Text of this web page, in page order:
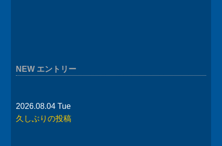
NEW エントリー
2026.08.04 Tue
久しぶりの投稿